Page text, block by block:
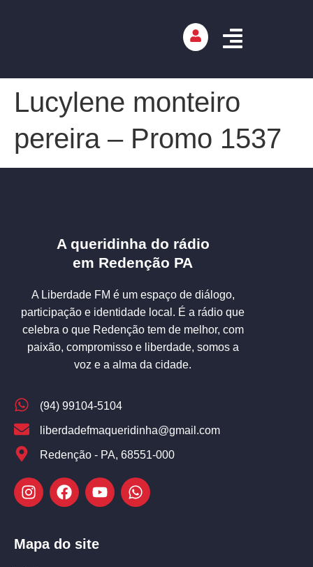
Lucylene monteiro
pereira – Promo 1537
A queridinha do rádio
em Redenção PA
A Liberdade FM é um espaço de diálogo,
participação e identidade local. É a rádio que
celebra o que Redenção tem de melhor, com
paixão, compromisso e liberdade, somos a
voz e a alma da cidade.
(94) 99104-5104
liberdadefmaqueridinha@gmail.com
Redenção - PA, 68551-000
Mapa do site